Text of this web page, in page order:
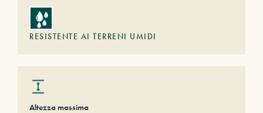
RESISTENTE AI TERRENI UMIDI
Altezza massima